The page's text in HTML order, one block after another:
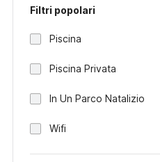
Filtri popolari
Piscina
Piscina Privata
In Un Parco Natalizio
Wifi